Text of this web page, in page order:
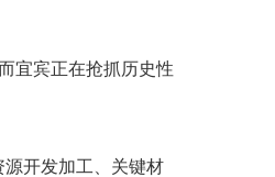
宜宾正在抢抓历史性
开发加工、关键材